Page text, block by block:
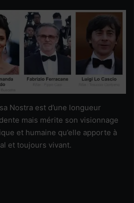
Nostra est d’une longueur
mais mérite son visionnage
et humaine qu’elle apporte à
et toujours vivant.